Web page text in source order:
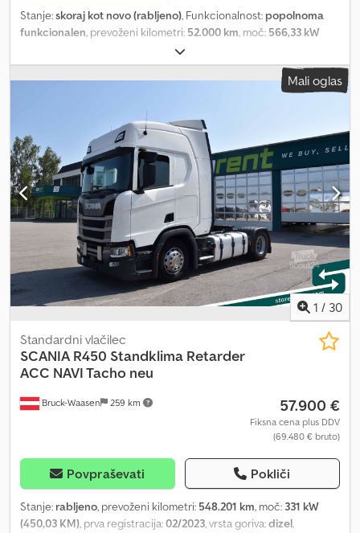
Stanje:skoraj kot novo (rabljeno), Funkcionalnost: popolnoma
funkcionalen, prevoženi kilometri: 52.000 km, moč: 566,33 kW
01/2023
konfiguracija osi:4x2, zavore:retarder, vrsta prenosa:samodejen,
emisijski razred:euro6d-temp, vzmetenje:zrak, število postelj:2
sistem), airbag, asistent za mrtvi kot, asistent za ohranjanje
voznega pasu, centralno zaklepanje, elektronski program
stabilnosti (ESP), greljenje sedeža, hladilnik, klimatska naprava,
nadzor oprijema, nadzor tlaka v pnevmatikah, navigacijski
sistem, parkirna klimatska naprava, parkirni grelec, popolna
servisna zgodovina, servovolan, tempomat, vozilo za nekadilce,
zapora diferenciala
, Scania S770, 52.000 km, hidravlični sistem za
nagibanje tovorne karoserije, popolna oprema, kot novo, vozilo za
lastno uporabo. Vozilo je naprodaj s prikolico s hladilno napravo ali
brez nje. Crodpfx Ahezrdgvoaof
Mali oglas
1 / 30
Bruck-Waasen 259 km
Standardni vlačilec
SCANIA R450 Standklima Retarder
ACC NAVI Tacho neu
57.900 €
Fiksna cena plus DDV
(69.480 € bruto)
Povpraševati Pokliči
Stanje: rabljeno, prevoženi kilometri: 548.201 km, moč: 331 kW
(450,03 KM) , prva registracija:02/2023 , vrsta goriva:dizel